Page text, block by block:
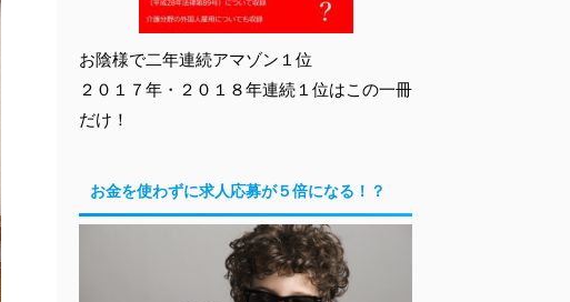
お陰様で二年連続アマゾン１位
２０１７年・２０１８年連続１位はこの一冊
だけ！
お金を使わずに求人応募が５倍になる！？